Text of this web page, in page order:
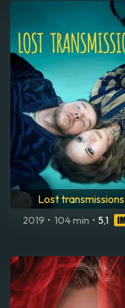
Lost transmissions
2019 • 104 min • 5,1